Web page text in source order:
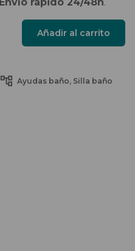
Envío rápido 24/48h.
Añadir al carrito
Ayudas baño Silla baño